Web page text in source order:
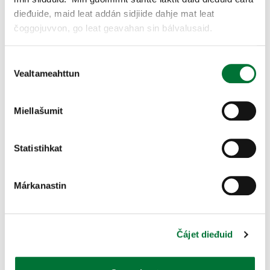
dieđuide, maid leat addán sidjiide dahje mat leat
čoggojuvvon, go leat geavahan sin bálvalusaid.
Selection
Vealtameahttun
Miellašumit
Statistihkat
Márkanastin
Čájet dieđuid
Dál go miesselobit leat eanet go leat hárjánan,
mihttomearrámet lea, ahte dat maiddái ávkkástallojit.
Máŋggat sáhttet jurddašit, ahte misiid lobiid galgá
miesselobiin leat riska das, ahte muhtun ahkeluohkká
báhččojuvvošii oalát eret. Baicce nuppe gežiid, doarvái
oažžut ja miesit leat báhcán dálvádit eanet go leat
háhpohallan, nappo vuollel 30 proseantta. Go bivdit
rávesmáddodaga, beassat dássidit ealgamáddodaga
ovdáneapmái ja garvit stuorra
fuođđoguovddáš Lappi fuođđoplánejeaddji Eerojuhani
Laine.
Ealggaid dagahan johtalus- ja vuovdevahágiid mearri Lappis
lea bisson govttolažžan. Ovddit golmma jagi áigge Lappis
leat jahkásaččat leamašan sulaid 90 ealgabártti ja ealggaid